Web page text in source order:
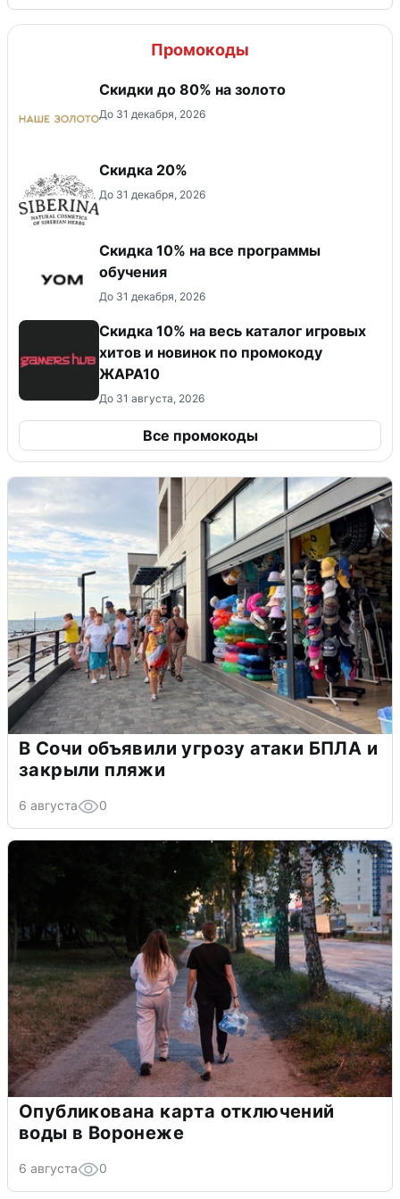
Промокоды
Скидки до 80% на золото
До 31 декабря, 2026
Скидка 20%
До 31 декабря, 2026
Скидка 10% на все программы
обучения
До 31 декабря, 2026
Скидка 10% на весь каталог игровых
хитов и новинок по промокоду
ЖАРА10
До 31 августа, 2026
Все промокоды
В Сочи объявили угрозу атаки БПЛА и
закрыли пляжи
6 августа 0
Опубликована карта отключений
воды в Воронеже
6 августа 0